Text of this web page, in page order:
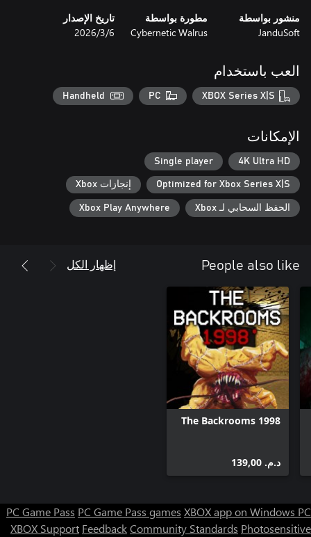
- Upgrade your tools to enhance your efficiency and chances of
منشور بواسطة
JanduSoft
مطورة بواسطة
Cybernetic Walrus
تاريخ الإصدار
6‏/3‏/2026
العب باستخدام
XBOX Series X|S
PC
Handheld
الإمكانات
4K Ultra HD
Single player
Optimized for Xbox Series X|S إنجازات Xbox
الحفظ السحابي لـ Xbox Xbox Play Anywhere
People also like إظهار الكل
The Backrooms 1998
د.م.‏ 139,00
PC Game Pass PC Game Pass games XBOX app on Windows PC
XBOX Support FeedbackCommunity Standards Photosensitive